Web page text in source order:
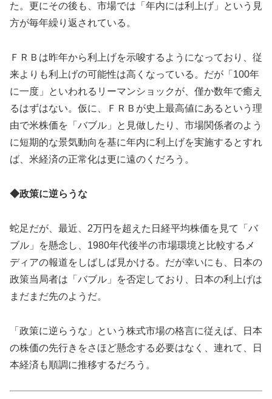
た。更にその後も、市場では「年内には利上げ」という見
方が毎年繰り返されている。
ＦＲＢは昨年から利上げを示唆するようになっており、従
来よりも利上げの可能性は高くなっている。だが「100年
に一度」といわれるリーマンショックが、僅か数年で癒え
るはずはない。仮に、ＦＲＢが史上最高値にあるという理
由で米株価を「バブル」と見做したり、市場関係者のよう
に短期的な景気動向を基に年内に利上げを実施するとすれ
ば、米経済の正常化は更に遠のくだろう。
◆政策に逆らうな
蛇足だが、最近、2万円を超えた日経平均株価を見て「バ
ブル」を懸念し、1980年代後半の市場環境と比較するメ
ディアの報道をしばしば見かける。だが幸いにも、日本の
政策当局者は「バブル」を否定しており、日本の利上げは
まだまだ先のようだ。
「政策に逆らうな」という株式市場の格言に従えば、日本
の株価の先行きをさほど懸念する必要はなく、連れて、日
本経済も順調に推移するだろう。